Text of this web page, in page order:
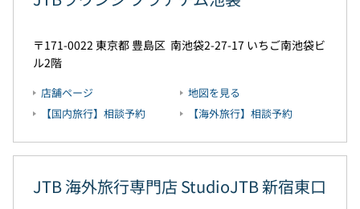
171-0022 東京都 豊島区 南池袋2-27-17 いちご南池袋ビ
ル2階
店舗ページ
【国内旅行】相談予約
地図を見る
【海外旅行】相談予約
JTB 海外旅行専門店 StudioJTB 新宿東口